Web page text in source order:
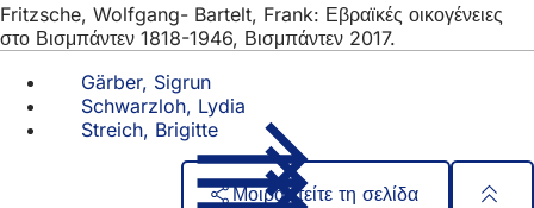
Fritzsche, Wolfgang- Bartelt, Frank: Εβραϊκές οικογένειες
στο Βισμπάντεν 1818-1946, Βισμπάντεν 2017.
Gärber, Sigrun
Schwarzloh, Lydia
Streich, Brigitte
Μοιραστείτε τη σελίδα